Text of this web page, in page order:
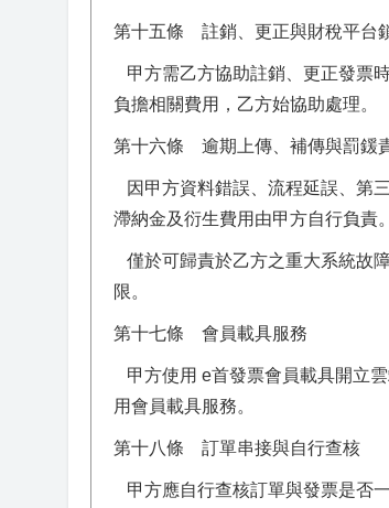
第十五條 註銷、更正與財稅平台
甲方需乙方協助註銷、更正發票
負擔相關費用，乙方始協助處理。
第十六條 逾期上傳、補傳與罰鍰
因甲方資料錯誤、流程延誤、第
滯納金及衍生費用由甲方自行負
僅於可歸責於乙方之重大系統故
限。
第十七條 會員載具服務
甲方使用 e首發票會員載具開立
用會員載具服務。
第十八條 訂單串接與自行查核
甲方應自行查核訂單與發票是否